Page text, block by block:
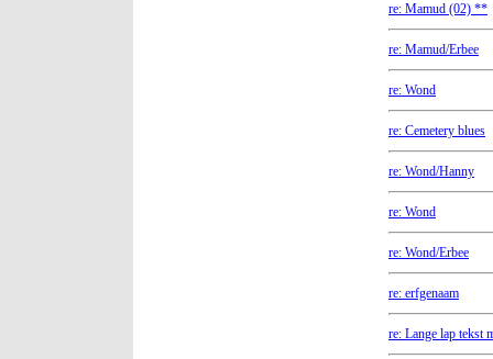
re: Mamud (02) **
re: Mamud/Erbee
re: Wond
re: Cemetery blues
re: Wond/Hanny
re: Wond
re: Wond/Erbee
re: erfgenaam
re: Lange lap tekst